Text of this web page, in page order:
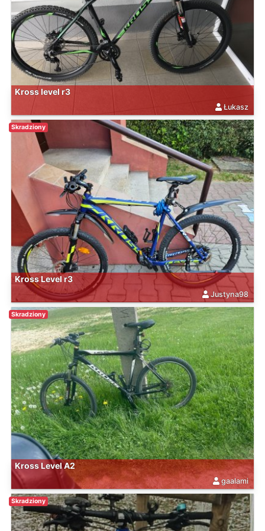
Kross level r3
Łukasz
Skradziony
Kross Level r3
Justyna98
Skradziony
Kross Level A2
gaalami
Skradziony